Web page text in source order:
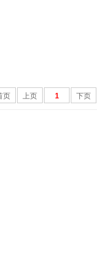
页 上页 1 下页